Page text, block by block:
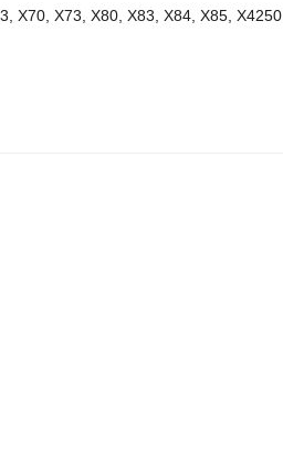
X70, X73, X80, X83, X84, X85, X4250